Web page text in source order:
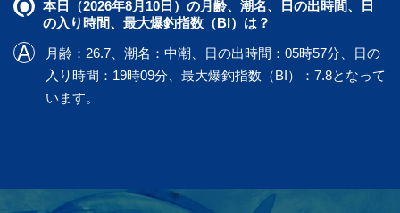
本日（2026年8月10日）の月齢、潮名、日の出時間、日
の入り時間、最大爆釣指数（BI）は？
月齢：26.7、潮名：中潮、日の出時間：05時57分、日の
入り時間：19時09分、最大爆釣指数（BI）：7.8となって
います。